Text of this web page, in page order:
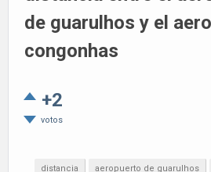
de guarulhos y el
congonhas
+2
votos
distancia aeropuerto de guarulhos